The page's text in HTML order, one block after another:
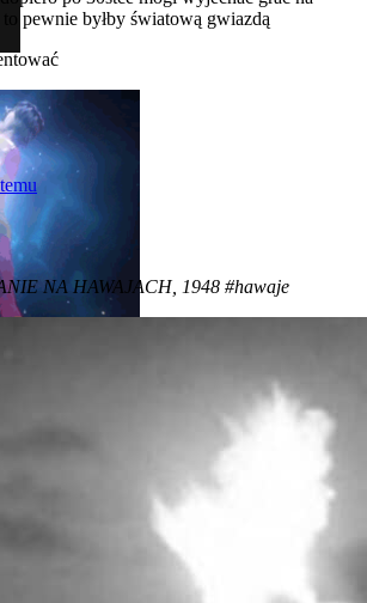
to pewnie byłby światową gwiazdą
NA HAWAJACH, 1948 #hawaje